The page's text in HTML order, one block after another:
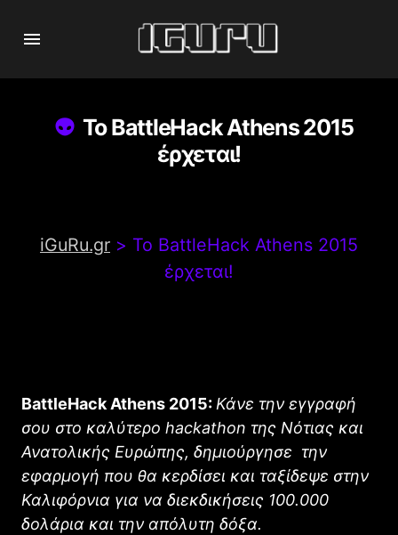
Το BattleHack Athens 2015
έρχεται!
iGuRu.gr > Το BattleHack Athens 2015
έρχεται!
BattleHack Athens 2015:Κάνε την εγγραφή
σου στο καλύτερο hackathon της Νότιας και
Ανατολικής Ευρώπης, δημιούργησε την
εφαρμογή που θα κερδίσει και ταξίδεψε στην
Καλιφόρνια για να διεκδικήσεις 100.000
δολάρια και την απόλυτη δόξα.